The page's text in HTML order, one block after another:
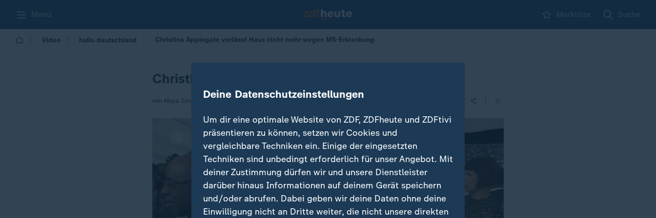
Menü Merkliste Suche
Video hallo deutschland Christina Applegate verlässt Haus nicht mehr wegen MS-Erkrankung
Christina Applegate kämpft mit MS-Erkrankung
von Maya Zanettin Deine Datenschutzeinstellungen
Um dir eine optimale Website von ZDF, ZDFheute und ZDFtivi
präsentieren zu können, setzen wir Cookies und
vergleichbare Techniken ein. Einige der eingesetzten
Techniken sind unbedingt erforderlich für unser Angebot. Mit
deiner Zustimmung dürfen wir und unsere Dienstleister
darüber hinaus Informationen auf deinem Gerät speichern
und/oder abrufen. Dabei geben wir deine Daten ohne deine
Einwilligung nicht an Dritte weiter, die nicht unsere direkten